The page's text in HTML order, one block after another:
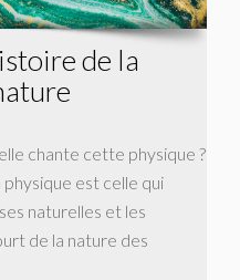
de la
chante cette physique ?
est celle qui
naturelles et les
de la nature des